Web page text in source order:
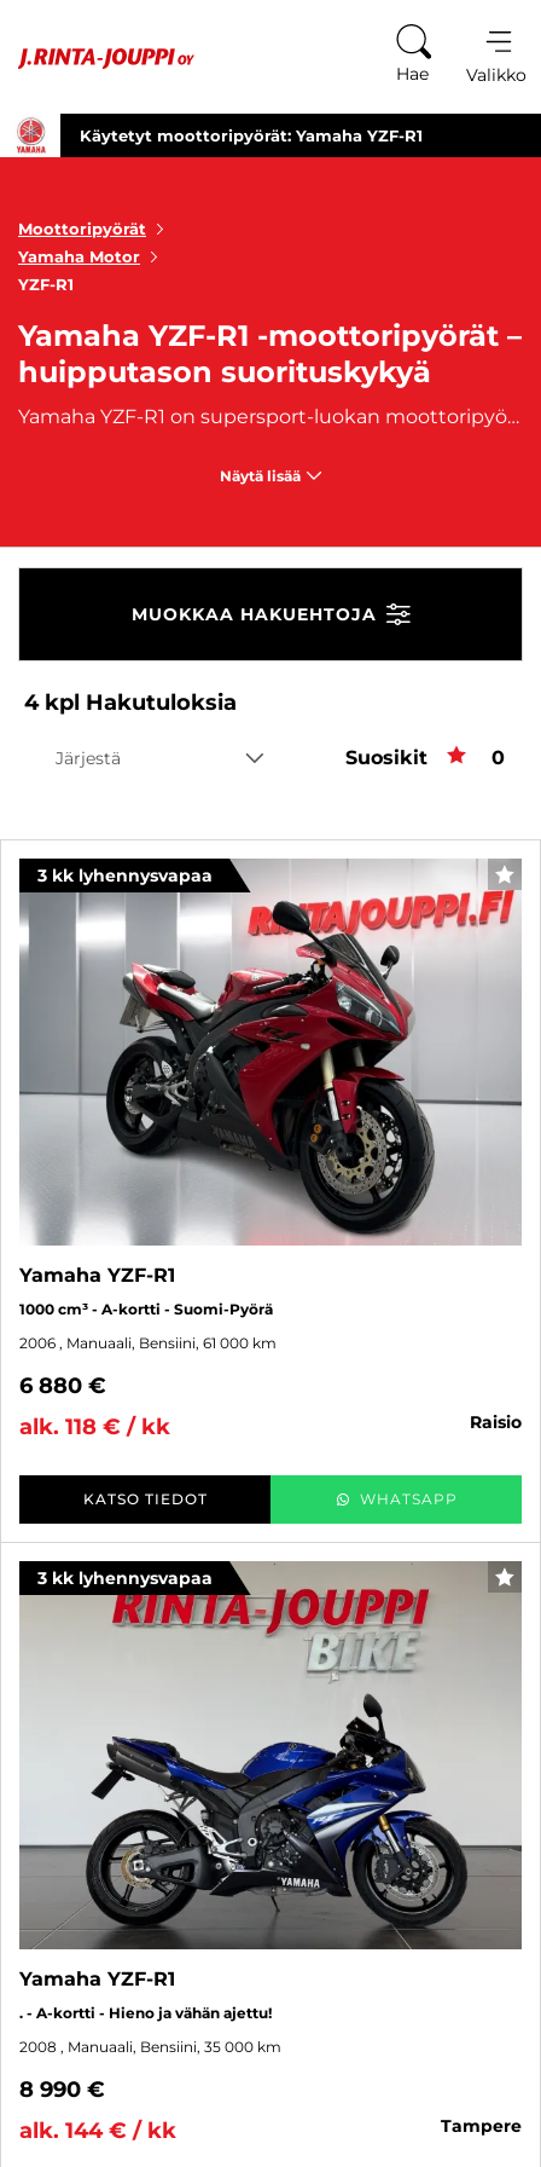
Hae Valikko
Käytetyt moottoripyörät: Yamaha YZF-R1
Moottoripyörät
Yamaha Motor
YZF-R1
Yamaha YZF-R1 -moottoripyörät –
huipputason suorituskykyä
Yamaha YZF-R1 on supersport-luokan moottoripyörä, joka yhdistää huipputason suorituskyvyn, tarkan ajettavuuden ja ikonisen muotoilun. Tämä pyörä on suunniteltu kuljettajalle, joka arvostaa nopeutta, tarkkuutta ja ajamisen nautintoa. YZF-R1:n kehittynyt tekniikka ja aerodynaaminen rakenne tekevät siitä erinomaisen valinnan niin radalle kuin maanteillekin.
Näytä lisää
MUOKKAA HAKUEHTOJA
4kpl Hakutuloksia
Järjestä Suosikit 0
3 kk lyhennysvapaa
Yamaha YZF-R1
1000 cm³ - A-kortti - Suomi-Pyörä
2006 , Manuaali, Bensiini, 61 000 km
6 880 €
alk. 118 € / kk
raisio
KATSO TIEDOT WHATSAPP
3 kk lyhennysvapaa
Yamaha YZF-R1
. - A-kortti - Hieno ja vähän ajettu!
2008 , Manuaali, Bensiini, 35 000 km
8 990 €
alk. 144 € / kk
tampere